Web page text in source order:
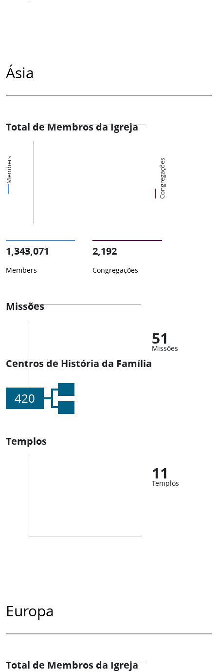
Ásia
Total de Membros da Igreja
Members Congregações
1,343,071
Members
2,192
Congregações
Missões
51
Missões
Centros de História da Família
420
Templos
11
Templos
Europa
Total de Membros da Igreja